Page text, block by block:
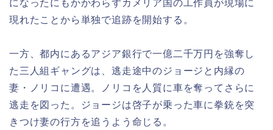
になったにもかかわらずカメリア国の工作員が現場に
現れたことから単独で追跡を開始する。
一方、都内にあるアジア銀行で一億二千万円を強奪し
た三人組ギャングは、逃走途中のジョージと内縁の
妻・ノリコに遭遇。ノリコを人質に車を奪ってさらに
逃走を図った。ジョージは啓子が乗った車に拳銃を突
きつけ妻の行方を追うよう命じる。